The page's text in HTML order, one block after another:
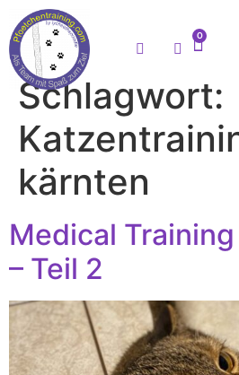
0
Schlagwort:
kärnten
Medical
– Teil 2